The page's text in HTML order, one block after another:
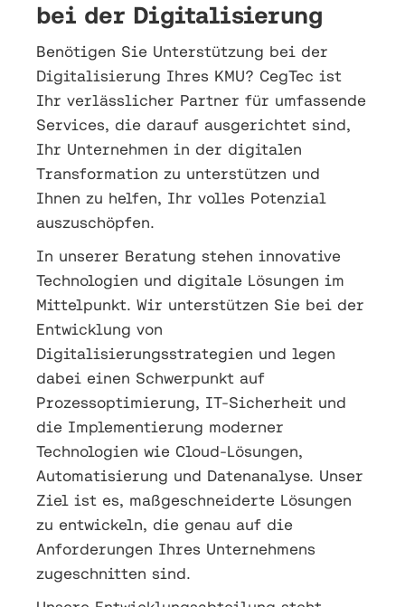
bei der Digitalisierung
Benötigen Sie Unterstützung bei der
Digitalisierung Ihres KMU? CegTec ist
Ihr verlässlicher Partner für umfassende
Services, die darauf ausgerichtet sind,
Ihr Unternehmen in der digitalen
Transformation zu unterstützen und
Ihnen zu helfen, Ihr volles Potenzial
auszuschöpfen.
In unserer Beratung stehen innovative
Technologien und digitale Lösungen im
Mittelpunkt. Wir unterstützen Sie bei der
Entwicklung von
Digitalisierungsstrategien und legen
dabei einen Schwerpunkt auf
Prozessoptimierung, IT-Sicherheit und
die Implementierung moderner
Technologien wie Cloud-Lösungen,
Automatisierung und Datenanalyse. Unser
Ziel ist es, maßgeschneiderte Lösungen
zu entwickeln, die genau auf die
Anforderungen Ihres Unternehmens
zugeschnitten sind.